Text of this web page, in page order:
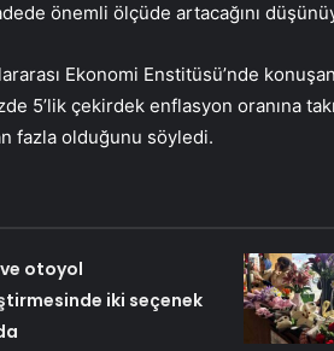
önemli ölçüde artacağını
Ekonomi Enstitüsü’nde
5’lik çekirdek enflasyon oranına
fazla olduğunu söyledi.
otoyol
iki seçenek